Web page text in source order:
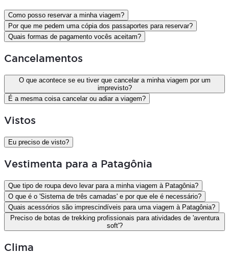
Como posso reservar a minha viagem?
Por que me pedem uma cópia dos passaportes para reservar?
Quais formas de pagamento vocês aceitam?
Cancelamentos
O que acontece se eu tiver que cancelar a minha viagem por um
imprevisto?
É a mesma coisa cancelar ou adiar a viagem?
Vistos
Eu preciso de visto?
Vestimenta para a Patagônia
Que tipo de roupa devo levar para a minha viagem à Patagônia?
O que é o 'Sistema de três camadas' e por que ele é necessário?
Quais acessórios são imprescindíveis para uma viagem à Patagônia?
Preciso de botas de trekking profissionais para atividades de 'aventura
soft'?
Clima